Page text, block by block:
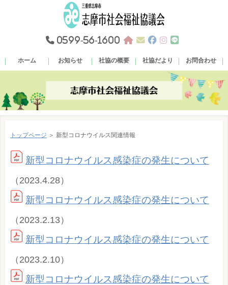
0599-56-1600
ホーム お知らせ 社協の概要 社協だより お問合わせ
トップページ ＞ 新型コロナウイルス関連情報
新型コロナウイルス感染症の発生について
（2023.4.28）
新型コロナウイルス感染症の発生について
（2023.2.13）
新型コロナウイルス感染症の発生について
（2023.2.10）
新型コロナウイルス感染症の発生について